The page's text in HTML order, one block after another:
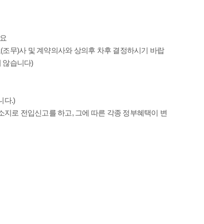
무)사 및 계약의사와 상의후 차후 결정하시기 바랍
않습니다)
다.)
로 전입신고를 하고, 그에 따른 각종 정부혜택이 변